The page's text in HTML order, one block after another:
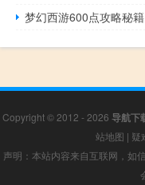
梦幻西游600点攻略秘籍
Copyright © 2012 - 2026 导航下
站地图 | 疑
声明：本站内容来自互联网，如